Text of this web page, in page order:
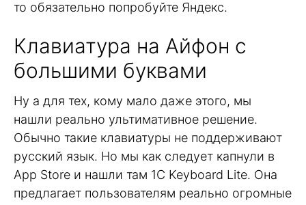
то обязательно попробуйте Яндекс.
Клавиатура на Айфон с
большими буквами
Ну а для тех, кому мало даже этого, мы
нашли реально ультимативное решение.
Обычно такие клавиатуры не поддерживают
русский язык. Но мы как следует капнули в
App Store и нашли там 1С Keyboard Lite. Она
предлагает пользователям реально огромные